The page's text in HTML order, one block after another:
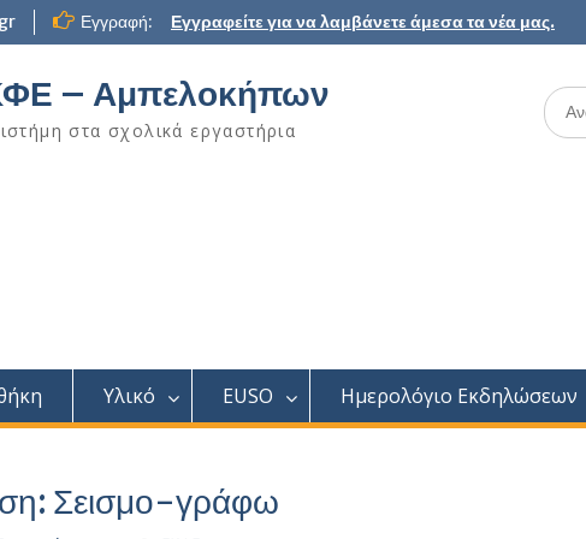
Εγγραφή: Εγγραφείτε για να λαμβάνετε άμεσα τα νέα μας.
– Αμπελοκήπων
στα σχολικά εργαστήρια
Search
for:
Υλικό EUSO Ημερολόγιο Εκδηλώσεων
Σεισμο-γράφω